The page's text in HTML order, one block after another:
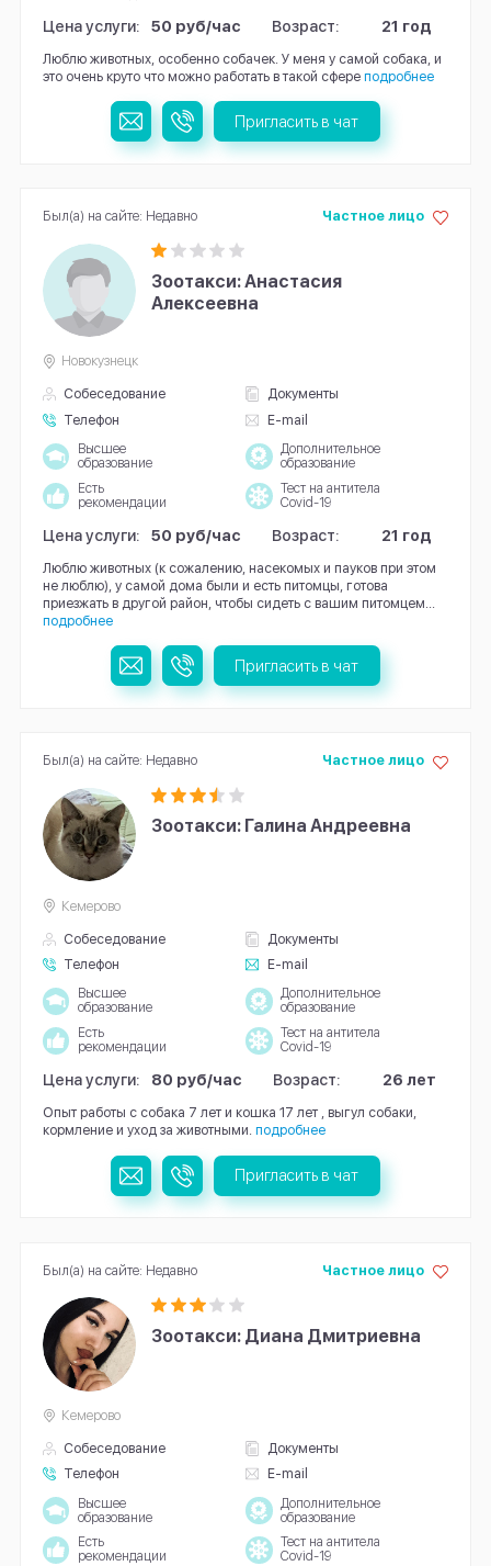
Цена услуги: 50 руб/час Возраст: 21 год
Люблю животных, особенно собачек. У меня у самой собака, и
это очень круто что можно работать в такой сфере подробнее
Пригласить в чат
Зоотакси: Анастасия
Алексеевна
Собеседование
Документы
Телефон
E-mail
Частное лицо
Новокузнецк
Высшее
образование
Дополнительное
образование
Есть
рекомендации
Тест на антитела
Covid-19
Цена услуги: 50 руб/час Возраст: 21 год
Люблю животных (к сожалению, насекомых и пауков при этом
не люблю), у самой дома были и есть питомцы, готова
приезжать в другой район, чтобы сидеть с вашим питомцем...
подробнее
Был(а) на сайте: Недавно
Пригласить в чат
Зоотакси: Галина Андреевна
Собеседование
Документы
Телефон
E-mail
Частное лицо
Кемерово
Высшее
образование
Дополнительное
образование
Есть
рекомендации
Тест на антитела
Covid-19
Цена услуги: 80 руб/час Возраст: 26 лет
Опыт работы с собака 7 лет и кошка 17 лет , выгул собаки,
кормление и уход за животными. подробнее
Был(а) на сайте: Недавно
Пригласить в чат
Зоотакси: Диана Дмитриевна
Собеседование
Документы
Телефон
E-mail
Частное лицо
Кемерово
Высшее
образование
Дополнительное
образование
Есть
рекомендации
Тест на антитела
Covid-19
Был(а) на сайте: Недавно